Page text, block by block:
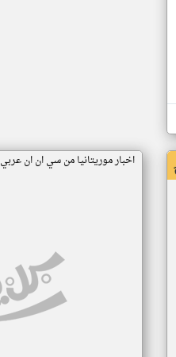
اخبار موريتانيا من سي ان ان عربي